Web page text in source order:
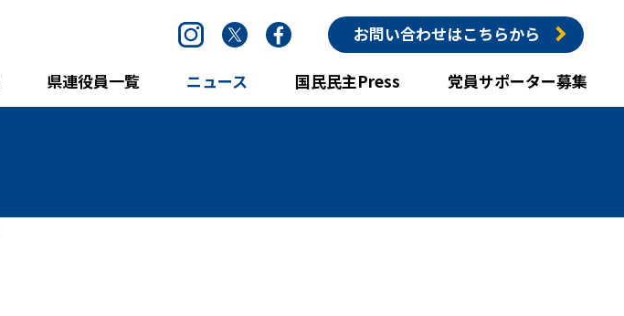
InstagramTwitter Facebook お問い合わせはこちらから
県連役員一覧 ニュース 国民民主Press 党員サポーター募集